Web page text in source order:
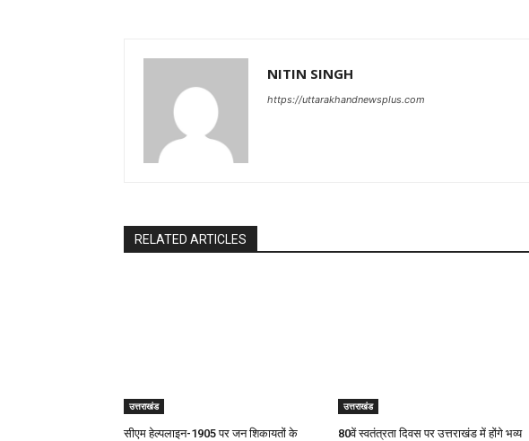
NITIN SINGH
https://uttarakhandnewsplus.com
RELATED ARTICLES
उत्तराखंड
सीएम हेल्पलाइन-1905 पर जन शिकायतों के
उत्तराखंड
80वें स्वतंत्रता दिवस पर उत्तराखंड में होंगे भव्य